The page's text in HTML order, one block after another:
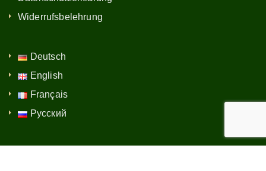
Widerrufsbelehrung
Deutsch
English
Français
Русский